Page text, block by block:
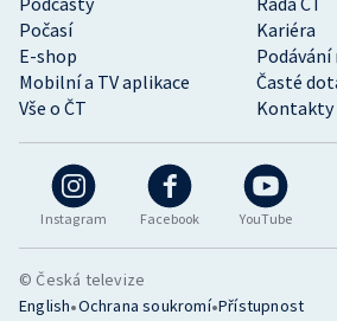
Instagram Facebook YouTube
Počasí
Kariéra
E-shop
Mobilní a TV aplikace
Časté
Vše o ČT
Kontakty
© Česká televize
English•Ochrana soukromí•Přístupnost